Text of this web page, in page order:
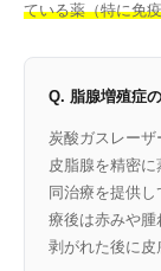
ている薬（特に免
Q. 脂腺増殖症
炭酸ガスレー
皮脂腺を精密
同治療を提供
療後は赤みや腫
剥がれた後に皮